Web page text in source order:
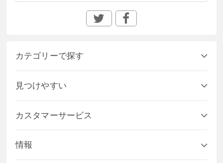
カテゴリーで探す
見つけやすい
カスタマーサービス
情報